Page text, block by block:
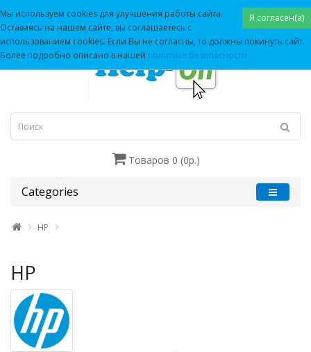
Товаров 0 (0р.)
Categories
HP
HP
Я согласен(а)
Мы используем cookies для улучшения работы сайта.
Оставаясь на нашем сайте, вы соглашаетесь с
использованием cookies. Если Вы не согласны, то должны покинуть сайт.
Более подробно описано в нашей политике безопасности